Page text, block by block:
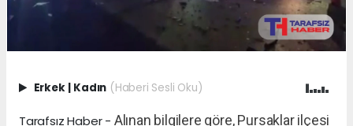
Erkek | Kadın (Haberi Sesli Oku)
Tarafsız Haber - Alınan bilgilere göre, Pursaklar ilçesi